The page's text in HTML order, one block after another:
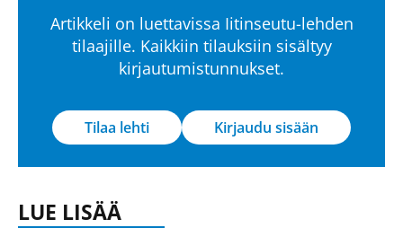
Artikkeli on luettavissa Iitinseutu-lehden
tilaajille. Kaikkiin tilauksiin sisältyy
kirjautumistunnukset.
Tilaa lehti Kirjaudu sisään
LUE LISÄÄ